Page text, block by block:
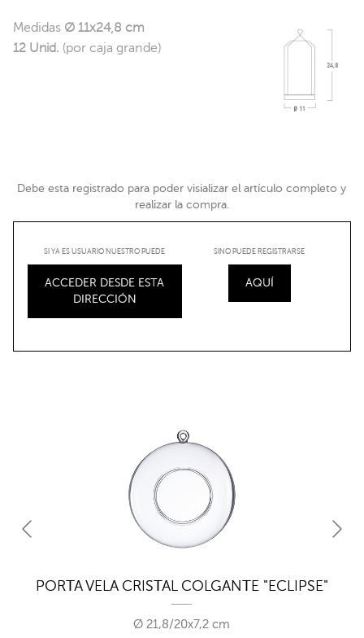
Medidas Ø 11x24,8 cm
12 Unid. (por caja grande)
Debe esta registrado para poder visializar el artículo completo y
realizar la compra.
SI YA ES USUARIO NUESTRO PUEDE
ACCEDER DESDE ESTA
DIRECCIÓN
SINO PUEDE REGISTRARSE
AQUÍ
PORTA VELA CRISTAL COLGANTE "ECLIPSE"
Ø 21,8/20x7,2 cm